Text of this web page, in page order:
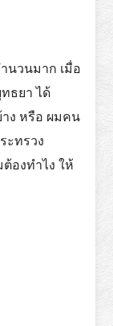
นวนมาก เมื่อ
ธยา ได้
ง หรือ ผมคน
ะทรวง
ต้องทำไง ให้